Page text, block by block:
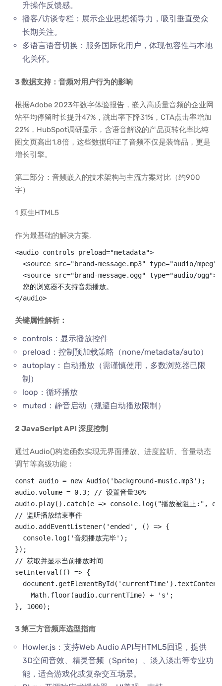
升操作反馈感。
播客/访谈专栏：展示企业思想领导力，吸引垂直受众
长期关注。
多语言语音切换：服务国际化用户，体现包容性与本地
化关怀。
3 数据支持：音频对用户行为的影响
根据Adobe 2023年数字体验报告，嵌入高质量音频的企业网
站平均停留时长提升47%，跳出率下降31%，CTA点击率增加
22%，HubSpot调研显示，含语音解说的产品页转化率比纯
图文页高出1.8倍，这些数据印证了音频不仅是装饰品，更是
增长引擎。
第二部分：音频嵌入的技术架构与主流方案对比（约900
字）
1 原生HTML5
作为最基础的解决方案,
<audio controls preload="metadata">
  <source src="brand-message.mp3" type="audio/mpeg">
  <source src="brand-message.ogg" type="audio/ogg">
  您的浏览器不支持音频播放。
</audio>
关键属性解析：
controls：显示播放控件
preload：控制预加载策略（none/metadata/auto）
autoplay：自动播放（需谨慎使用，多数浏览器已限
制）
loop：循环播放
muted：静音启动（规避自动播放限制）
2 JavaScript API 深度控制
通过Audio()构造函数实现无界面播放、进度监听、音量动态
调节等高级功能：
const audio = new Audio('background-music.mp3');
audio.volume = 0.3; // 设置音量30%
audio.play().catch(e => console.log("播放被阻止:",
// 监听播放结束事件
audio.addEventListener('ended', () => {
  console.log('音频播放完毕');
});
// 获取并显示当前播放时间
setInterval(() => {
    Math.floor(audio.currentTime) + 's';
}, 1000);
3 第三方音频库选型指南
Howler.js：支持Web Audio API与HTML5回退，提供
3D空间音效、精灵音频（Sprite）、淡入淡出等专业功
能，适合游戏化或复杂交互场景。